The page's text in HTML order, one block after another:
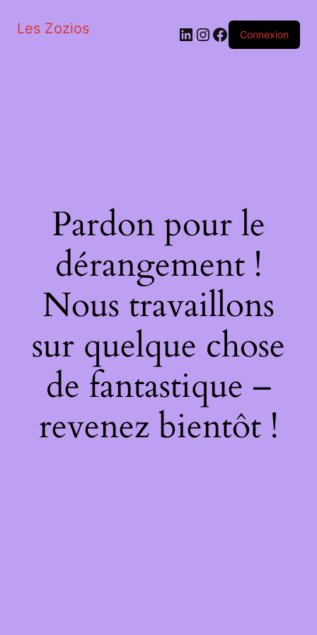
Les Zozios LinkedIn
Instagram
Facebook
Connexion
Pardon pour le
dérangement !
Nous travaillons
sur quelque chose
de fantastique –
revenez bientôt !